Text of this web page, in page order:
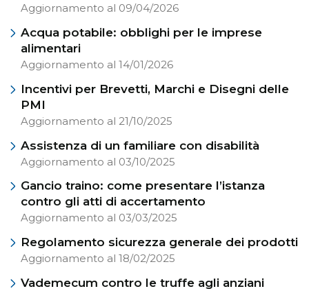
Aggiornamento al 09/04/2026
Acqua potabile: obblighi per le imprese
alimentari
Aggiornamento al 14/01/2026
Incentivi per Brevetti, Marchi e Disegni delle
PMI
Aggiornamento al 21/10/2025
Assistenza di un familiare con disabilità
Aggiornamento al 03/10/2025
Gancio traino: come presentare l’istanza
contro gli atti di accertamento
Aggiornamento al 03/03/2025
Regolamento sicurezza generale dei prodotti
Aggiornamento al 18/02/2025
Vademecum contro le truffe agli anziani